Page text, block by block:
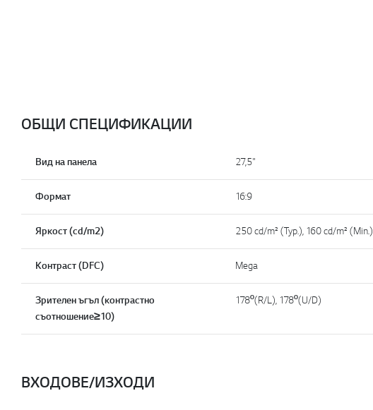
ОБЩИ СПЕЦИФИКАЦИИ
Вид на панела 27,5"
Формат 16:9
Яркост (cd/m2) 250 cd/m² (Typ.), 160 cd/m² (Min.)
Kонтраст (DFC) Mega
Зрителен ъгъл (контрастно
съотношение≥10)
178º(R/L), 178º(U/D)
ВХОДОВЕ/ИЗХОДИ